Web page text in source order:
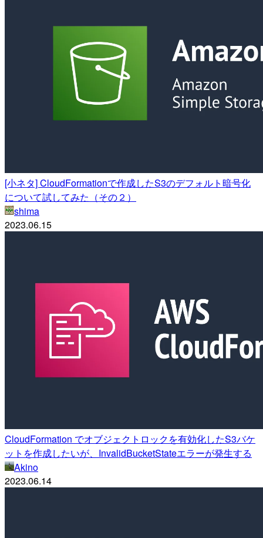
[小ネタ] CloudFormationで作成したS3のデフォルト暗号化
について試してみた（その２）
shima
2023.06.15
CloudFormation でオブジェクトロックを有効化したS3バケ
ットを作成したいが、InvalidBucketStateエラーが発生する
Akino
2023.06.14